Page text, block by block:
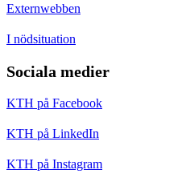
Externwebben
I nödsituation
Sociala medier
KTH på Facebook
KTH på LinkedIn
KTH på Instagram